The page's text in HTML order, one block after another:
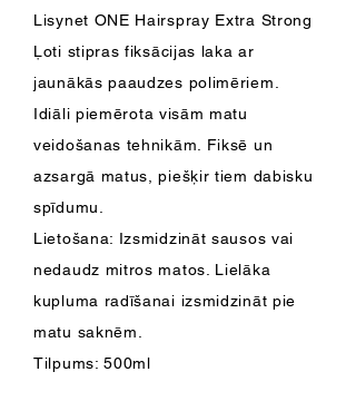
Lisynet ONE Hairspray Extra Strong
Ļoti stipras fiksācijas laka ar
jaunākās paaudzes polimēriem.
Idiāli piemērota visām matu
veidošanas tehnikām. Fiksē un
azsargā matus, piešķir tiem dabisku
spīdumu.
Lietošana: Izsmidzināt sausos vai
nedaudz mitros matos. Lielāka
kupluma radīšanai izsmidzināt pie
matu saknēm.
Tilpums: 500ml